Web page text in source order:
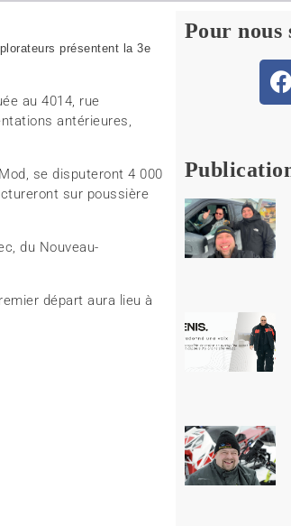
présentent la 3e
au 4014, rue
antérieures,
se disputeront 4 000
sur poussière
du Nouveau-
départ aura lieu à
Pour nous